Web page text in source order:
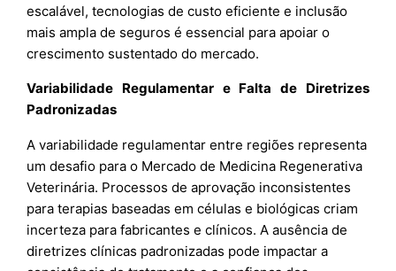
escalável, tecnologias de custo eficiente e inclusão
mais ampla de seguros é essencial para apoiar o
crescimento sustentado do mercado.
Variabilidade Regulamentar e Falta de Diretrizes
Padronizadas
A variabilidade regulamentar entre regiões representa
um desafio para o Mercado de Medicina Regenerativa
Veterinária. Processos de aprovação inconsistentes
para terapias baseadas em células e biológicas criam
incerteza para fabricantes e clínicos. A ausência de
diretrizes clínicas padronizadas pode impactar a